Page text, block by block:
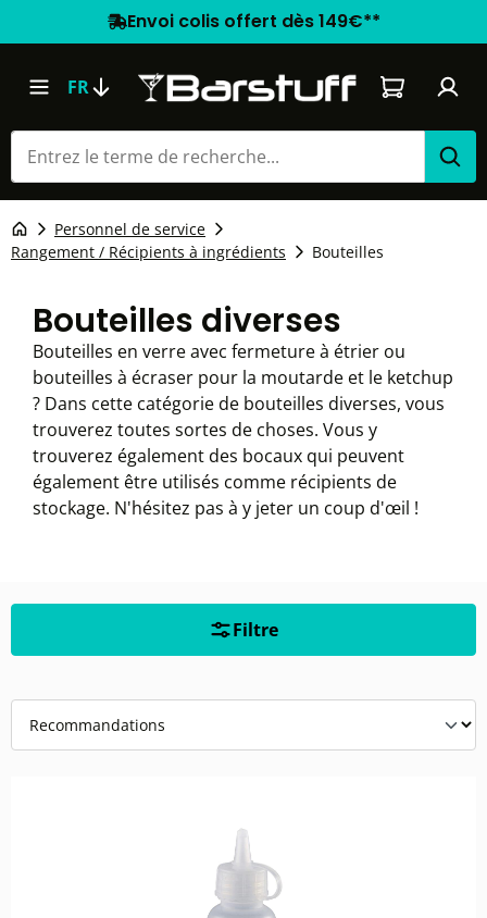
Envoi colis offert dès 149€**
FR Le panier
Personnel de service
Rangement / Récipients à ingrédients
Bouteilles
Bouteilles diverses
Bouteilles en verre avec fermeture à étrier ou
bouteilles à écraser pour la moutarde et le ketchup
? Dans cette catégorie de bouteilles diverses, vous
trouverez toutes sortes de choses. Vous y
trouverez également des bocaux qui peuvent
également être utilisés comme récipients de
stockage. N'hésitez pas à y jeter un coup d'œil !
Filtre